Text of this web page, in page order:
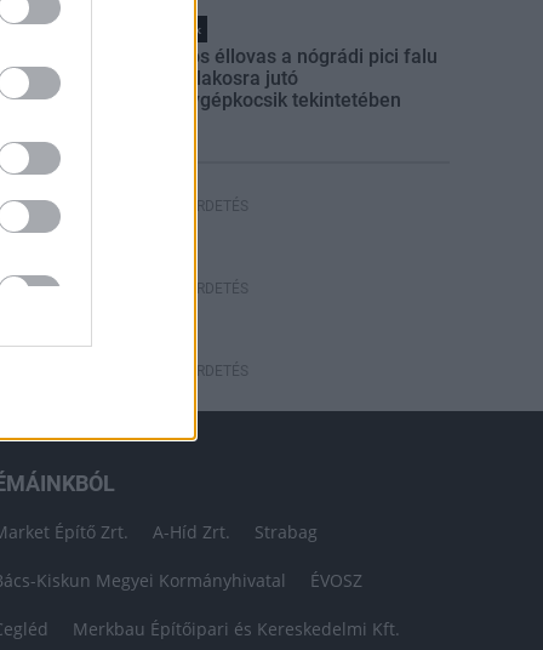
Helyi hírek
Országos éllovas a nógrádi pici falu
az ezer lakosra jutó
személygépkocsik tekintetében
HIRDETÉS
HIRDETÉS
HIRDETÉS
Építő Zrt. A-Híd Zrt. Strabag
Kiskun Megyei Kormányhivatal ÉVOSZ
Merkbau Építőipari és Kereskedelmi Kft.